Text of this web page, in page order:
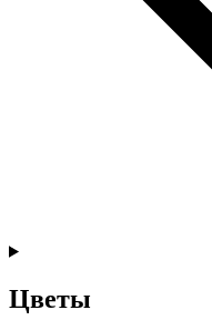
Цветы